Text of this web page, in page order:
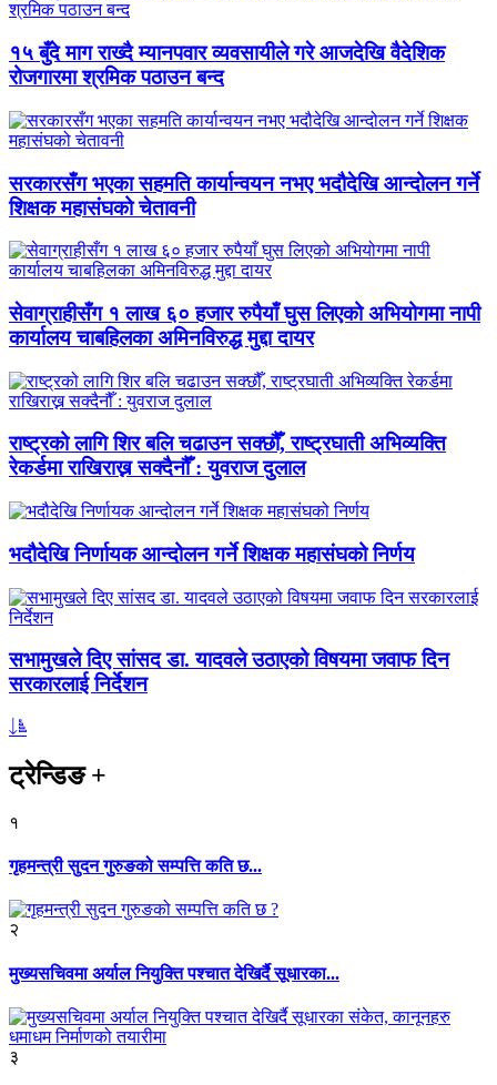
१५ बुँदे माग राख्दै म्यानपवार व्यवसायीले गरे आजदेखि वैदेशिक
रोजगारमा श्रमिक पठाउन बन्द
सरकारसँग भएका सहमति कार्यान्वयन नभए भदौदेखि आन्दोलन गर्ने
शिक्षक महासंघको चेतावनी
सेवाग्राहीसँग १ लाख ६० हजार रुपैयाँ घुस लिएको अभियोगमा नापी
कार्यालय चाबहिलका अमिनविरुद्ध मुद्दा दायर
राष्ट्रको लागि शिर बलि चढाउन सक्छौँ, राष्ट्रघाती अभिव्यक्ति
रेकर्डमा राखिराख्न सक्दैनौँ : युवराज दुलाल
भदौदेखि निर्णायक आन्दोलन गर्ने शिक्षक महासंघको निर्णय
सभामुखले दिए सांसद डा‍‍. यादवले उठाएको विषयमा जवाफ दिन
सरकारलाई निर्देशन
ट्रेन्डिङ+
१
गृहमन्त्री सुदन गुरुङको सम्पत्ति कति छ...
२
मुख्यसचिवमा अर्याल नियुक्ति पश्चात देखिर्दै सूधारका...
३